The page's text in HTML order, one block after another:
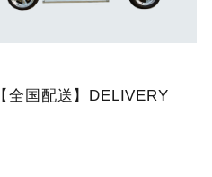
【全国配送】DELIVERY